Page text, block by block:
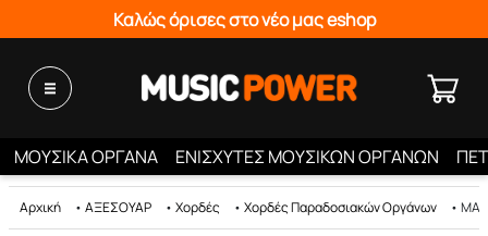
Καλώς όρισες στο νέο μας eshop
ΜΟΥΣΙΚΑ ΟΡΓΑΝΑ ΕΝΙΣΧΥΤΕΣ ΜΟΥΣΙΚΩΝ ΟΡΓΑΝΩΝ
Αρχική • ΑΞΕΣΟΥΑΡ • Χορδές • Χορδές Παραδοσιακών Οργάνων •